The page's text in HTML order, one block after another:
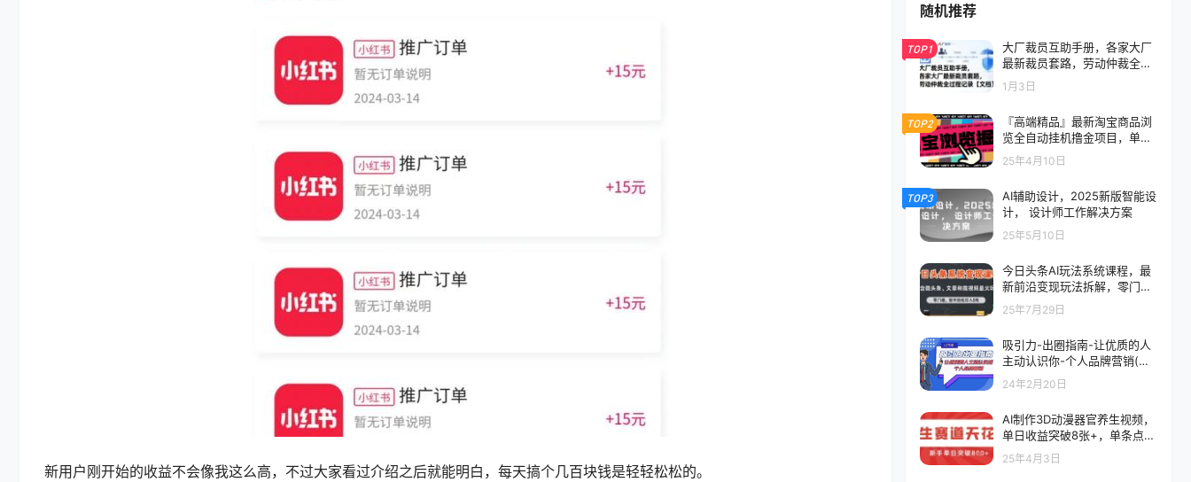
新用户刚开始的收益不会像我这么高，不过大家看过介绍之后就能明白，每天搞个几百块钱是轻轻松松的。
随机推荐
TOP1
大厂裁员互助手册，各家大厂
最新裁员套路，劳动仲裁全过
程记录【文档】
1月3日
TOP2
『高端精品』最新淘宝商品浏
览全自动挂机撸金项目，单机
日 收益100+多号多撸『挂机
脚本+收益结算』
25年4月10日
TOP3
AI辅助设计，2025新版智能设
计， 设计师工作解决方案
25年5月10日
今日头条AI玩法系统课程，最
新前沿变现玩法拆解，零门
槛，新手轻松日入5张
25年7月29日
吸引力-出圈指南-让优质的人
主动认识你-个人品牌营销(无
水印-13节课)
24年2月20日
AI制作3D动漫器官养生视频，
单日收益突破8张+，单条点赞
40W
25年4月3日